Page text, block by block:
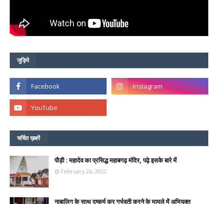
जुड़िये
चर्चित ख़बरें
पौड़ी : महादेव का प्रसिद्ध महाबगढ़ मंदिर, पढ़े इसके बारे में
February 26, 2022
नाबालिग के साथ दुष्कर्म कर गर्भवती करने के मामले में अभियुक्त